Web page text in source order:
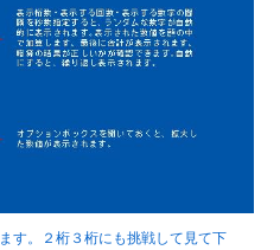
す。２桁３桁にも挑戦して見て下